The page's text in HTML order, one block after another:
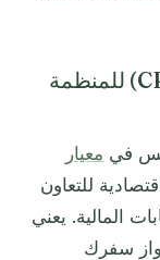
اعتبارات معيار الإبلاغ المشترك (CRS) للمنظمة
في معيار
للتعاون
المالية. يعني
سفرك